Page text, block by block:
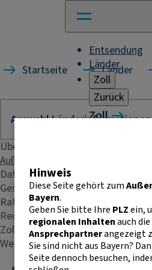
Entsendung
Länder
Zoll
Zurück
Zoll
Startseite Länder
Übersicht
Außenhandelsstatistik
Daten & Fakten
Geschäftspraxis
Rating
Recht & Steuern
Zoll
Weitere Kontakte
Hinweis
Diese Seite gehört zum
Bayern.
Geben Sie bitte Ihre PLZein,
regionalen Inhaltenauch
Ansprechpartnerangezeigt
Sie sind nicht aus Bayern?
Seite dennoch besuchen,